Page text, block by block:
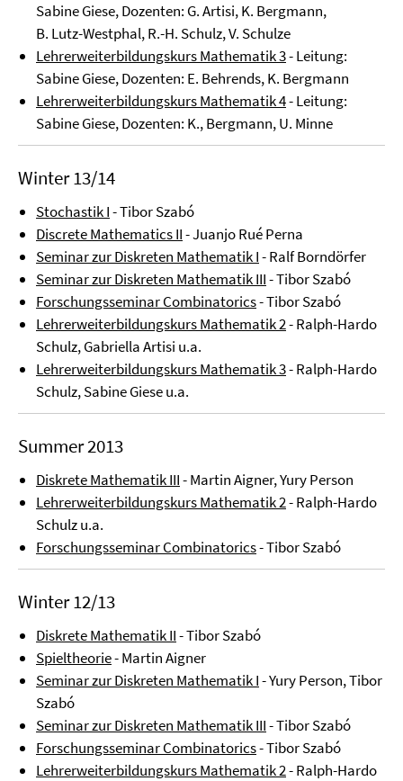
Sabine Giese, Dozenten: G. Artisi, K. Bergmann,
B. Lutz-Westphal, R.-H. Schulz, V. Schulze
Lehrerweiterbildungskurs Mathematik 3- Leitung:
Sabine Giese, Dozenten: E. Behrends, K. Bergmann
Lehrerweiterbildungskurs Mathematik 4- Leitung:
Sabine Giese, Dozenten: K., Bergmann, U. Minne
Winter 13/14
Stochastik I- Tibor Szabó
Discrete Mathematics II- Juanjo Rué Perna
Seminar zur Diskreten Mathematik I- Ralf Borndörfer
Seminar zur Diskreten Mathematik III- Tibor Szabó
Forschungsseminar Combinatorics- Tibor Szabó
Lehrerweiterbildungskurs Mathematik 2- Ralph-Hardo
Schulz, Gabriella Artisi u.a.
Lehrerweiterbildungskurs Mathematik 3- Ralph-Hardo
Schulz, Sabine Giese u.a.
Summer 2013
Diskrete Mathematik III- Martin Aigner, Yury Person
Lehrerweiterbildungskurs Mathematik 2- Ralph-Hardo
Schulz u.a.
Forschungsseminar Combinatorics- Tibor Szabó
Winter 12/13
Diskrete Mathematik II- Tibor Szabó
Spieltheorie- Martin Aigner
Seminar zur Diskreten Mathematik I- Yury Person, Tibor
Szabó
Seminar zur Diskreten Mathematik III- Tibor Szabó
Forschungsseminar Combinatorics- Tibor Szabó
Lehrerweiterbildungskurs Mathematik 2- Ralph-Hardo